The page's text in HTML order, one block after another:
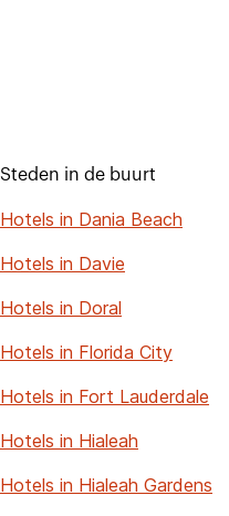
Steden in de buurt
Hotels in Dania Beach
Hotels in Davie
Hotels in Doral
Hotels in Florida City
Hotels in Fort Lauderdale
Hotels in Hialeah
Hotels in Hialeah Gardens